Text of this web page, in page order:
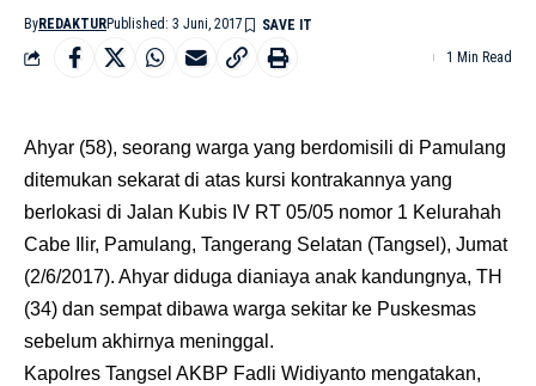
ByREDAKTURPublished: 3 Juni, 2017
1 Min Read
Ahyar (58), seorang warga yang berdomisili di Pamulang
ditemukan sekarat di atas kursi kontrakannya yang
berlokasi di Jalan Kubis IV RT 05/05 nomor 1 Kelurahah
Cabe Ilir, Pamulang, Tangerang Selatan (Tangsel), Jumat
(2/6/2017). Ahyar diduga dianiaya anak kandungnya, TH
(34) dan sempat dibawa warga sekitar ke Puskesmas
sebelum akhirnya meninggal.
Kapolres Tangsel AKBP Fadli Widiyanto mengatakan,